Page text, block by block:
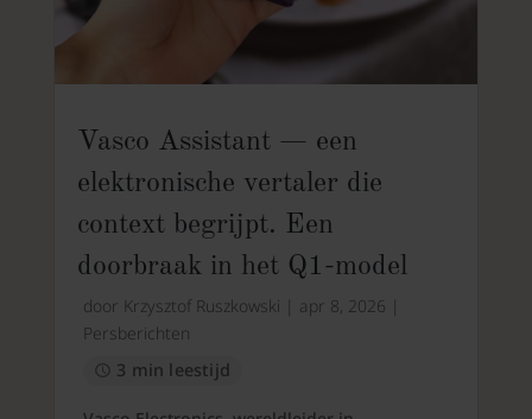
Vasco Assistant — een
elektronische vertaler die
context begrijpt. Een
doorbraak in het Q1-model
door Krzysztof Ruszkowski apr 8, 2026
Persberichten
3 min leestijd